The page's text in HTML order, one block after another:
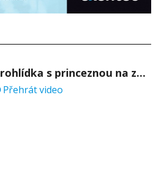
Prohlídka s princeznou na zámku Stekník
Přehrát video